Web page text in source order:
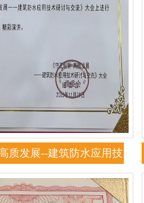
质发展--建筑防水应用技